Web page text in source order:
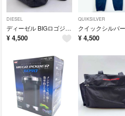
DIESEL
ディーゼル BIGロゴジッパー バックパック ブラック DIESEL リュック
¥ 4,500
QUIKSILVER
¥ 4,500